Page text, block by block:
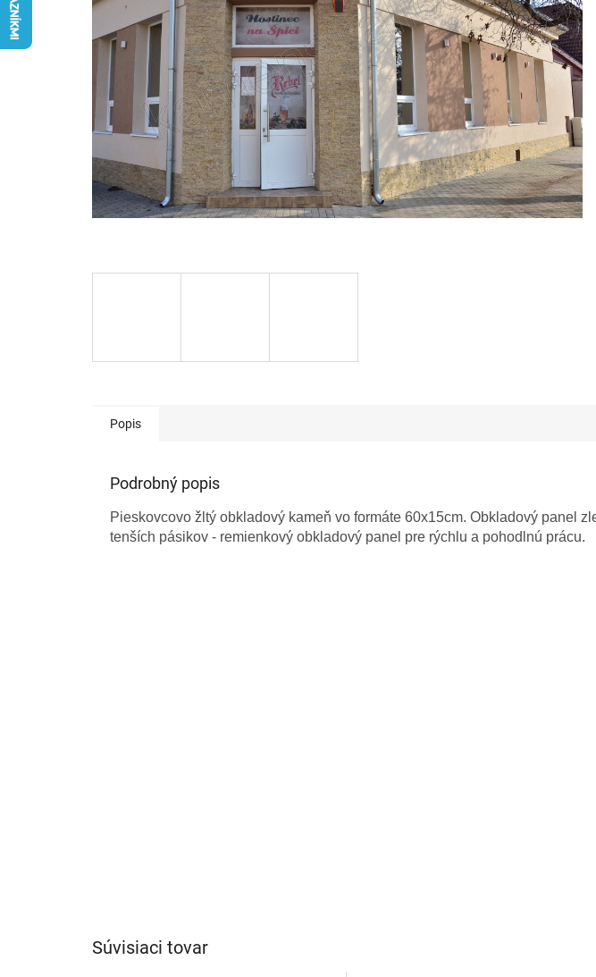
Popis
Podrobný popis
Pieskovcovo žltý obkladový kameň vo formáte 60x15cm. Obkladový panel
tenších pásikov - remienkový obkladový panel pre rýchlu a pohodlnú prácu.
Súvisiaci tovar